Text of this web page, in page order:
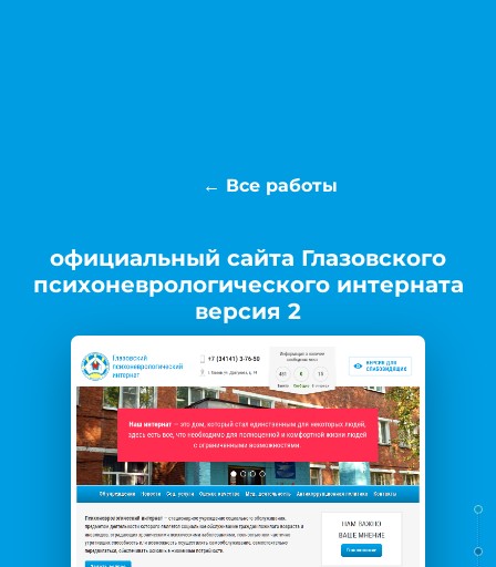
← Все работы
официальный сайта Глазовского
психоневрологического интерната
версия 2